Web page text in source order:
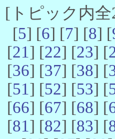
[トピック内全
[5] [6] [7] [8] [
[21] [22] [23] [
[36] [37] [38] [
[51] [52] [53] [
[66] [67] [68] [
[81] [82] [83] [